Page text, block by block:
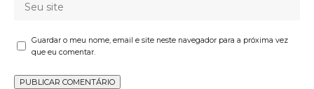
Guardar o meu nome, email e site neste navegador para a próxima vez
que eu comentar.